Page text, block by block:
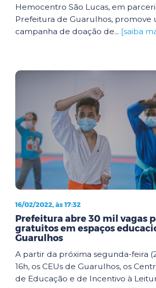
Hemocentro São Lucas, em
Prefeitura de Guarulhos, promove
campanha de doação de... [saiba
16/02/2022, às 17:32
Prefeitura abre 30 mil vagas
gratuitos em espaços
Guarulhos
A partir da próxima segunda-feira
16h, os CEUs de Guarulhos, os
de Educação e de Incentivo à